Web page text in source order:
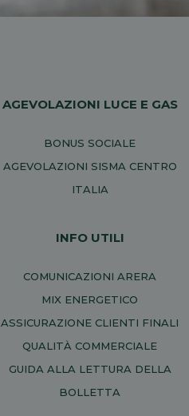
AGEVOLAZIONI LUCE E GAS
BONUS SOCIALE
AGEVOLAZIONI SISMA CENTRO
ITALIA
INFO UTILI
COMUNICAZIONI ARERA
MIX ENERGETICO
ASSICURAZIONE CLIENTI FINALI
QUALITÀ COMMERCIALE
GUIDA ALLA LETTURA DELLA
BOLLETTA